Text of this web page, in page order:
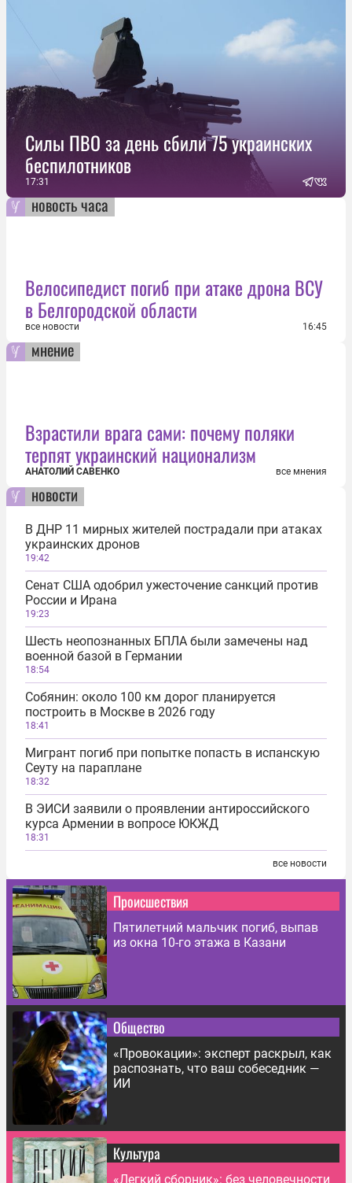
Силы ПВО за день сбили 75 украинских
беспилотников
17:31
новость часа
Велосипедист погиб при атаке дрона ВСУ
в Белгородской области
все новости 16:45
мнение
Взрастили врага сами: почему поляки
терпят украинский национализм
АНАТОЛИЙ САВЕНКО все мнения
новости
В ДНР 11 мирных жителей пострадали при атаках
украинских дронов
19:42
Сенат США одобрил ужесточение санкций против
России и Ирана
19:23
Шесть неопознанных БПЛА были замечены над
военной базой в Германии
18:54
Собянин: около 100 км дорог планируется
построить в Москве в 2026 году
18:41
Мигрант погиб при попытке попасть в испанскую
Сеуту на параплане
18:32
В ЭИСИ заявили о проявлении антироссийского
курса Армении в вопросе ЮКЖД
18:31
все новости
Происшествия
Пятилетний мальчик погиб, выпав
из окна 10-го этажа в Казани
Общество
«Провокации»: эксперт раскрыл, как
распознать, что ваш собеседник —
ИИ
Культура
«Легкий сборник»: без человечности